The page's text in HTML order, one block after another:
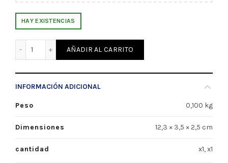
HAY EXISTENCIAS
Pegamento Universal 25ml UNIPOX (359) cantidad
AÑADIR AL CARRITO
INFORMACIÓN ADICIONAL
Peso 0,100 kg
Dimensiones 12,3 × 3,5 × 2,5 cm
cantidad x1, x1